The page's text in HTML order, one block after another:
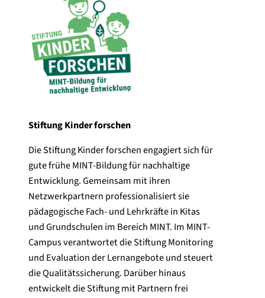
Stiftung Kinder forschen
Die Stiftung Kinder forschen engagiert sich für
gute frühe MINT-Bildung für nachhaltige
Entwicklung. Gemeinsam mit ihren
Netzwerkpartnern professionalisiert sie
pädagogische Fach- und Lehrkräfte in Kitas
und Grundschulen im Bereich MINT. Im MINT-
Campus verantwortet die Stiftung Monitoring
und Evaluation der Lernangebote und steuert
die Qualitätssicherung. Darüber hinaus
entwickelt die Stiftung mit Partnern frei